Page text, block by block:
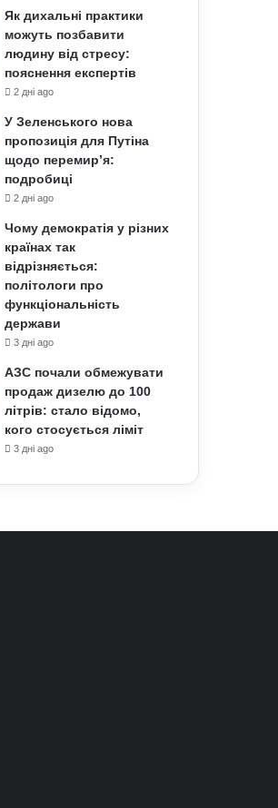
Як дихальні практики
можуть позбавити
людину від стресу:
пояснення експертів
2 дні ago
У Зеленського нова
пропозиція для Путіна
щодо перемир’я:
подробиці
2 дні ago
Чому демократія у різних
країнах так
відрізняється:
політологи про
функціональність
держави
3 дні ago
АЗС почали обмежувати
продаж дизелю до 100
літрів: стало відомо,
кого стосується ліміт
3 дні ago